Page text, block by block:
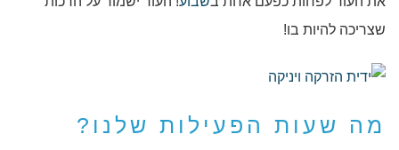
שצריכה להיות בו!
מה שעות הפעילות שלנו?